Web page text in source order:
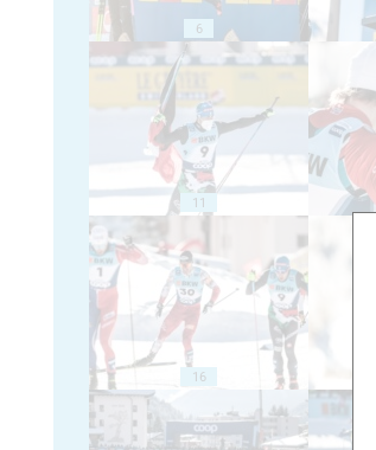
6
11
16